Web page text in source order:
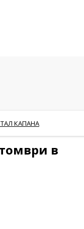
КАПАНА
в